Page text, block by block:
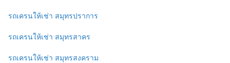
รถเครนให้เช่า สมุทรปราการ
รถเครนให้เช่า สมุทรสาคร
รถเครนให้เช่า สมุทรสงคราม